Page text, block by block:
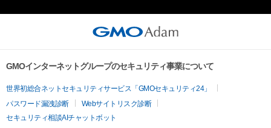
GMOインターネットグループのセキュリティ事業について
世界初総合ネットセキュリティサービス「GMOセキュリティ24」
パスワード漏洩診断
Webサイトリスク診断
セキュリティ相談AIチャットボット